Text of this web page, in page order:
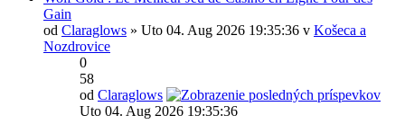
Gain
od Claraglows » Uto 04. Aug 2026 19:35:36 v Košeca a
Nozdrovice
0
58
od Claraglows
Uto 04. Aug 2026 19:35:36